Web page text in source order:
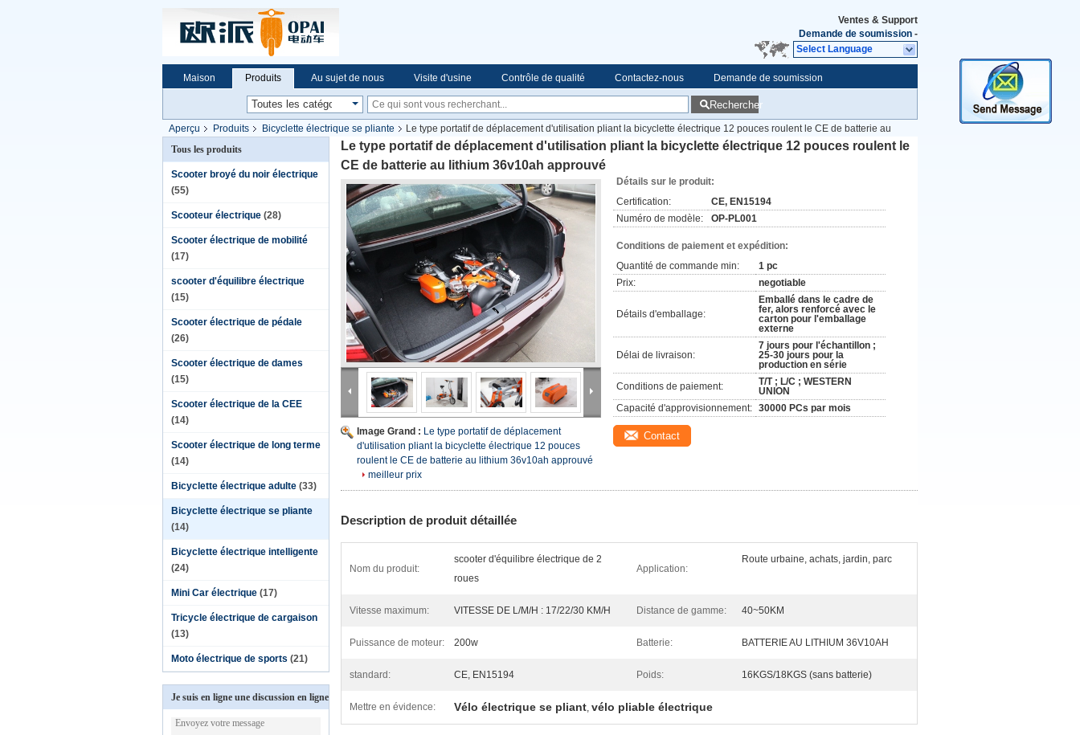
Ventes & Support
Demande de soumission -
Select Language
Maison Produits Au sujet de nous Visite d'usine Contrôle de qualité Contactez-nous Demande de soumission
Rechercher
Aperçu Produits Bicyclette électrique se pliante
Le type portatif de déplacement d'utilisation pliant la bicyclette électrique 12 pouces roulent le CE de batterie au
lithium 36v10ah approuvé
Tous les produits
Scooter broyé du noir électrique
(55)
Scooteur électrique (28)
Scooter électrique de mobilité
(17)
scooter d'équilibre électrique
(15)
Scooter électrique de pédale
(26)
Scooter électrique de dames
(15)
Scooter électrique de la CEE
(14)
Scooter électrique de long terme
(14)
Bicyclette électrique adulte (33)
Bicyclette électrique se pliante
(14)
Bicyclette électrique intelligente
(24)
Mini Car électrique (17)
Tricycle électrique de cargaison
(13)
Moto électrique de sports (21)
Je suis en ligne une discussion en ligne
Le type portatif de déplacement d'utilisation pliant la bicyclette électrique 12 pouces roulent le
CE de batterie au lithium 36v10ah approuvé
Image Grand : Le type portatif de déplacement
d'utilisation pliant la bicyclette électrique 12 pouces
roulent le CE de batterie au lithium 36v10ah approuvé
meilleur prix
Détails sur le produit:
Certification:
CE, EN15194
Numéro de modèle:
OP-PL001
Conditions de paiement et expédition:
Quantité de commande min:
1 pc
Prix:
negotiable
Détails d'emballage:
Emballé dans le cadre de
fer, alors renforcé avec le
carton pour l'emballage
externe
Délai de livraison:
7 jours pour l'échantillon ;
25-30 jours pour la
production en série
Conditions de paiement:
T/T ; L/C ; WESTERN
UNION
Capacité d'approvisionnement: 30000 PCs par mois
Contact
Description de produit détaillée
Nom du produit:
scooter d'équilibre électrique de 2
roues
Application:
Route urbaine, achats, jardin, parc
Vitesse maximum: VITESSE DE L/M/H : 17/22/30 KM/H Distance de gamme: 40~50KM
Puissance de moteur: 200w Batterie: BATTERIE AU LITHIUM 36V10AH
standard: CE, EN15194 Poids: 16KGS/18KGS (sans batterie)
Mettre en évidence: Vélo électrique se pliant, vélo pliable électrique